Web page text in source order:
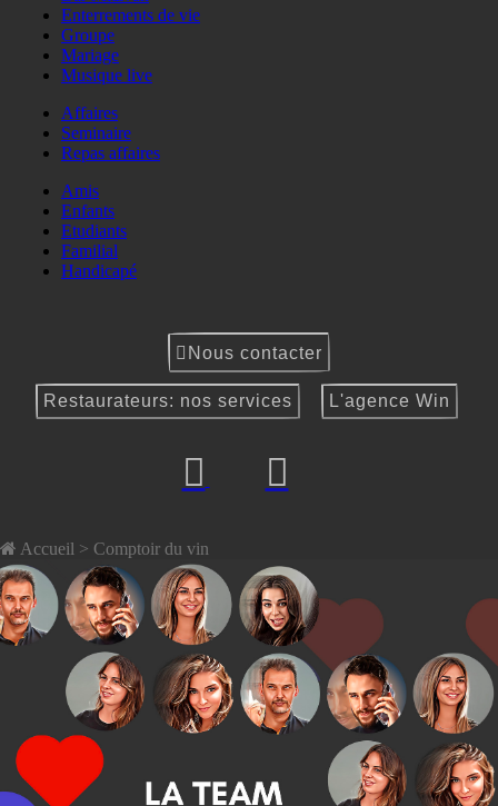
Enterrements de vie
Groupe
Mariage
Musique live
Affaires
Seminaire
Repas affaires
Amis
Enfants
Etudiants
Familial
Handicapé
Nous contacter
Restaurateurs: nos services L'agence Win
Accueil > Comptoir du vin